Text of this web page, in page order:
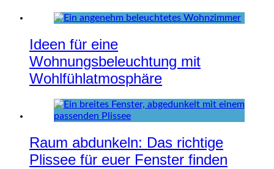
Ideen für eine
Wohnungsbeleuchtung mit
Wohlfühlatmosphäre
Raum abdunkeln: Das richtige
Plissee für euer Fenster finden